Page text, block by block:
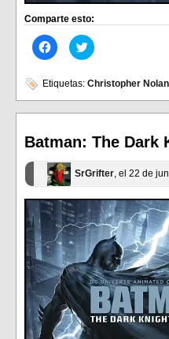
Comparte esto:
Haz
clic
en
Facebook
(Se
abre
ventana
nueva)
Haz
clic
en
(Se
abre
ventana
nueva)
Etiquetas: Christopher Nolan
Batman: The Dark
SrGrifter, el 22 de